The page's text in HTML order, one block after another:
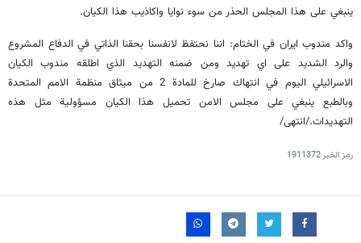
ينبغي على هذا المجلس الحذر من سوء نوايا واكاذيب هذا الكيان.
واكد مندوب ايران في الختام: اننا نحتفظ لانفسنا بحقنا الذاتي في الدفاع المشروع
والرد الشديد على اي تهديد ومن ضمنه التهديد الذي اطلقه مندوب الكيان
الاسرائيلي اليوم في انتهاك صارخ للمادة 2 من ميثاق منظمة الامم المتحدة
وبالطبع ينبغي على مجلس الامن تحميل هذا الكيان مسؤولية مثل هذه
التهديدات./انتهى/
رمز الخبر1911372